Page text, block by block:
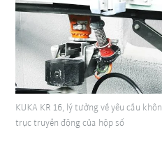
KUKA KR 16, lý tưởng về yêu cầu
trục truyền động của hộp số